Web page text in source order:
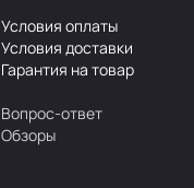
Условия оплаты
Условия доставки
Гарантия на товар
Вопрос-ответ
Обзоры